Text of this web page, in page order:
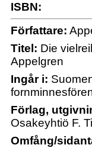
ISBN:
Författare:
Titel: Die
Appelgren
Ingår i:
Förlag,
Osakeyhtiö F.
Omfång/